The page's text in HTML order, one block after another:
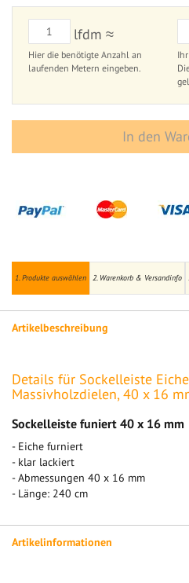
1. Produkte auswählen 2. Warenkorb & Versandinfo
lfdm ≈
Hier die benötigte Anzahl an
laufenden Metern eingeben.
In den
Artikelbeschreibung
Details für Sockelleiste
Massivholzdielen, 40 x 16
Sockelleiste funiert 40 x 16 mm
- Eiche furniert
- klar lackiert
- Abmessungen 40 x 16 mm
- Länge: 240 cm
Artikelinformationen